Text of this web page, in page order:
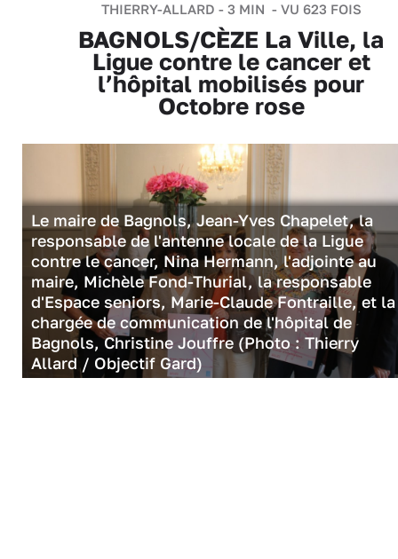
THIERRY-ALLARD - 3 MIN - VU 623 FOIS
BAGNOLS/CÈZE La Ville, la
Ligue contre le cancer et
l’hôpital mobilisés pour
Octobre rose
Le maire de Bagnols, Jean-Yves Chapelet, la
responsable de l'antenne locale de la Ligue
contre le cancer, Nina Hermann, l'adjointe au
maire, Michèle Fond-Thurial, la responsable
d'Espace seniors, Marie-Claude Fontraille, et la
chargée de communication de l'hôpital de
Bagnols, Christine Jouffre (Photo : Thierry
Allard / Objectif Gard)